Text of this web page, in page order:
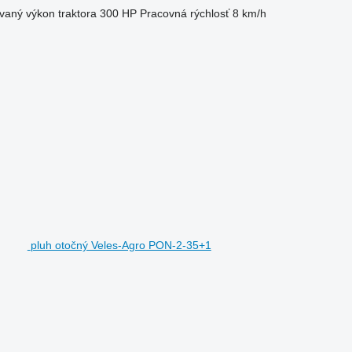
výkon traktora 300 HP Pracovná rýchlosť 8 km/h
pluh otočný Veles-Agro PON-2-35+1